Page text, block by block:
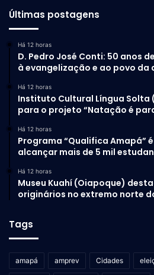
Últimas postagens
Há 12 horas
D. Pedro José Conti: 50 anos
à evangelização e ao povo da
Há 12 horas
Instituto Cultural Língua
para o projeto “Natação é
Há 12 horas
Programa “Qualifica Amapá”
alcançar mais de 5 mil
Há 12 horas
Museu Kuahí (Oiapoque)
originários no extremo norte
Tags
amapá amprev Cidades